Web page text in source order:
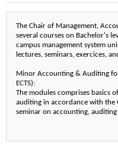
The Chair of Management,
several courses on Bachelor's
campus management system
lectures, seminars, exercices,
Minor Accounting & Auditing
ECTS):
The modules comprises basics
auditing in accordance with the
seminar on accounting,